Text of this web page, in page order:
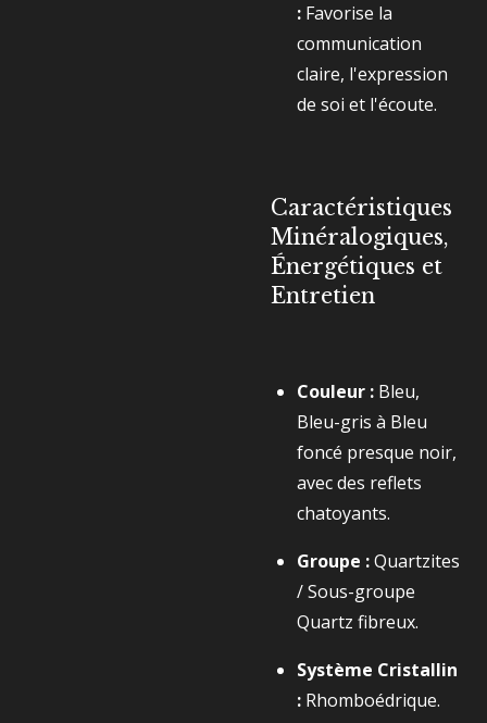
: Favorise la
communication
claire, l'expression
de soi et l'écoute.
Caractéristiques
Minéralogiques,
Énergétiques et
Entretien
Couleur : Bleu,
Bleu-gris à Bleu
foncé presque noir,
avec des reflets
chatoyants.
Groupe :Quartzites
/ Sous-groupe
Quartz fibreux.
Système Cristallin
: Rhomboédrique.